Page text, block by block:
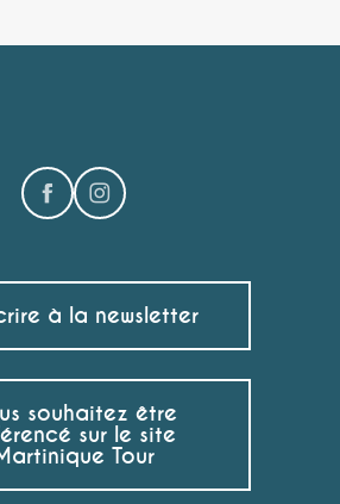
à la newsletter
souhaitez être
sur le site
Tour